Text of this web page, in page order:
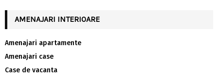
AMENAJARI INTERIOARE
Amenajari apartamente
Amenajari case
Case de vacanta